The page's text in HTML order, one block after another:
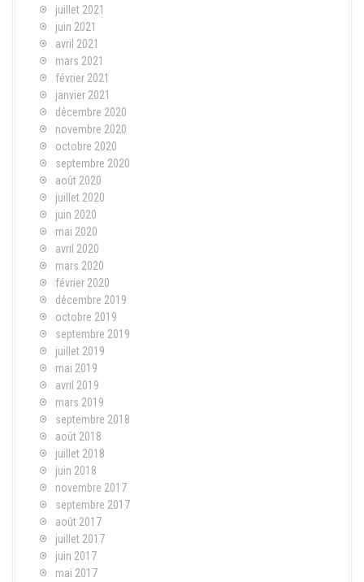
juillet 2021
juin 2021
avril 2021
mars 2021
février 2021
janvier 2021
décembre 2020
novembre 2020
octobre 2020
septembre 2020
août 2020
juillet 2020
juin 2020
mai 2020
avril 2020
mars 2020
février 2020
décembre 2019
octobre 2019
septembre 2019
juillet 2019
mai 2019
avril 2019
mars 2019
septembre 2018
août 2018
juillet 2018
juin 2018
novembre 2017
septembre 2017
août 2017
juillet 2017
juin 2017
mai 2017